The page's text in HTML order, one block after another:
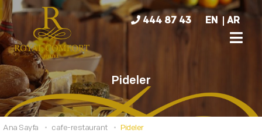
444 87 43 EN AR
Pideler
Ana Sayfa cafe-restaurant Pideler